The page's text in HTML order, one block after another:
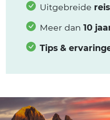
Uitgebreide
Meer dan 10
Tips &